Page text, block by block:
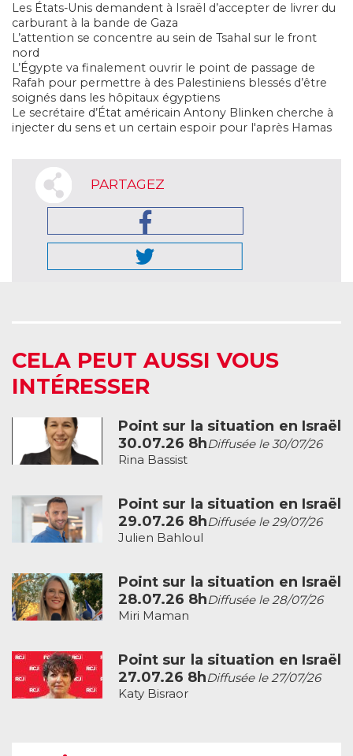
Les États-Unis demandent à Israël d’accepter de livrer du
carburant à la bande de Gaza
L’attention se concentre au sein de Tsahal sur le front
nord
L’Égypte va finalement ouvrir le point de passage de
Rafah pour permettre à des Palestiniens blessés d’être
soignés dans les hôpitaux égyptiens
Le secrétaire d’État américain Antony Blinken cherche à
injecter du sens et un certain espoir pour l'après Hamas
PARTAGEZ
CELA PEUT AUSSI VOUS
INTÉRESSER
Point sur la situation en Israël
30.07.26 8hDiffusée le 30/07/26
Rina Bassist
Point sur la situation en Israël
29.07.26 8hDiffusée le 29/07/26
Julien Bahloul
Point sur la situation en Israël
28.07.26 8hDiffusée le 28/07/26
Miri Maman
Point sur la situation en Israël
27.07.26 8hDiffusée le 27/07/26
Katy Bisraor